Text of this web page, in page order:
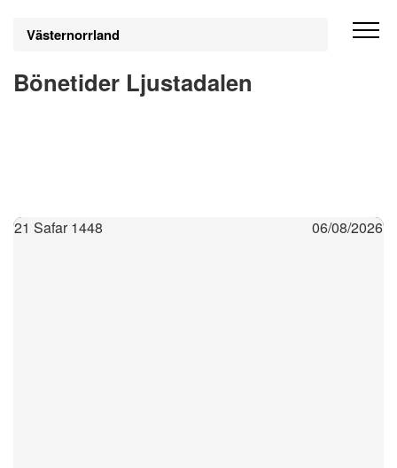
Västernorrland
Bönetider Ljustadalen
21 Safar 1448 06/08/2026